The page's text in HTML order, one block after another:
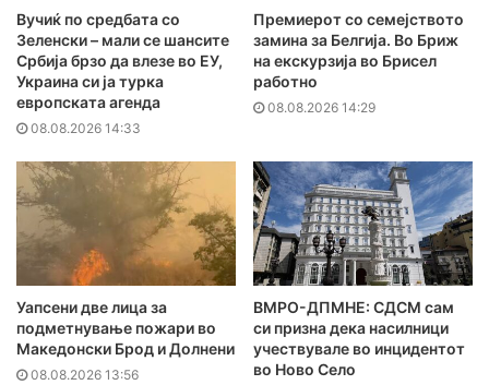
Вучиќ по средбата со
Зеленски – мали се шансите
Србија брзо да влезе во ЕУ,
Украина си ја турка
европската агенда
08.08.2026 14:33
Премиерот со семејството
замина за Белгија. Во Бриж
на екскурзија во Брисел
работно
08.08.2026 14:29
Уапсени две лица за
подметнување пожари во
Македонски Брод и Долнени
08.08.2026 13:56
ВМРО-ДПМНЕ: СДСМ сам
си призна дека насилници
учествувале во инцидентот
во Ново Село